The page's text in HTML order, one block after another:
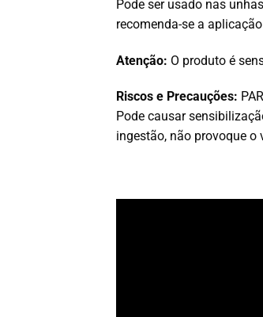
Pode ser usado nas
recomenda-se a
Atenção: O produto é
Riscos e Precauções:
Pode causar
ingestão, não provoque